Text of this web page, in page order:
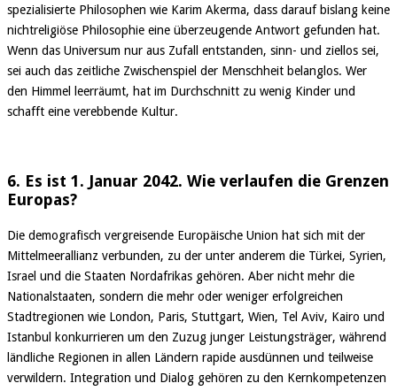
spezialisierte Philosophen wie Karim Akerma, dass darauf bislang keine
nichtreligiöse Philosophie eine überzeugende Antwort gefunden hat.
Wenn das Universum nur aus Zufall entstanden, sinn- und ziellos sei,
sei auch das zeitliche Zwischenspiel der Menschheit belanglos. Wer
den Himmel leerräumt, hat im Durchschnitt zu wenig Kinder und
schafft eine verebbende Kultur.
6. Es ist 1. Januar 2042. Wie verlaufen die Grenzen
Europas?
Die demografisch vergreisende Europäische Union hat sich mit der
Mittelmeerallianz verbunden, zu der unter anderem die Türkei, Syrien,
Israel und die Staaten Nordafrikas gehören. Aber nicht mehr die
Nationalstaaten, sondern die mehr oder weniger erfolgreichen
Stadtregionen wie London, Paris, Stuttgart, Wien, Tel Aviv, Kairo und
Istanbul konkurrieren um den Zuzug junger Leistungsträger, während
ländliche Regionen in allen Ländern rapide ausdünnen und teilweise
verwildern. Integration und Dialog gehören zu den Kernkompetenzen